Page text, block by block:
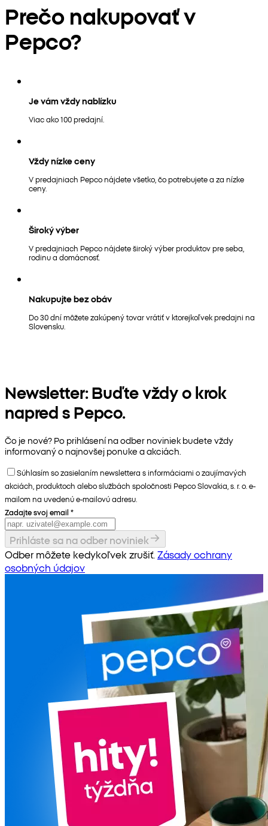
Prečo nakupovať v
Pepco?
Je vám vždy nablízku
Viac ako 100 predajní.
Vždy nízke ceny
V predajniach Pepco nájdete všetko, čo potrebujete a za nízke
ceny.
Široký výber
V predajniach Pepco nájdete široký výber produktov pre seba,
rodinu a domácnosť.
Nakupujte bez obáv
Do 30 dní môžete zakúpený tovar vrátiť v ktorejkoľvek predajni na
Slovensku.
Newsletter: Buďte vždy o krok
napred s Pepco.
Čo je nové? Po prihlásení na odber noviniek budete vždy
informovaný o najnovšej ponuke a akciách.
Súhlasím so zasielaním newslettera s informáciami o zaujímavých
akciách, produktoch alebo službách spoločnosti Pepco Slovakia, s. r. o. e-
mailom na uvedenú e-mailovú adresu.
Zadajte svoj email *
Prihláste sa na odber noviniek
Odber môžete kedykoľvek zrušiť. Zásady ochrany
osobných údajov